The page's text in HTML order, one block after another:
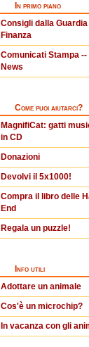
In primo piano
Consigli dalla Guardia
Finanza
Comunicati Stampa --
News
Come puoi aiutarci?
MagnifiCat: gatti
in CD
Donazioni
Devolvi il 5x1000!
Compra il libro delle
End
Regala un puzzle!
Info utili
Adottare un animale
Cos'è un microchip?
In vacanza con gli